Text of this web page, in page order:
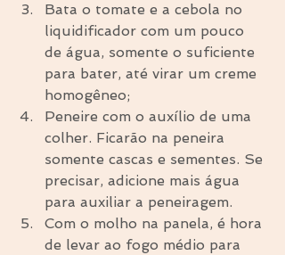
Bata o tomate e a cebola no
liquidificador com um pouco
de água, somente o suficiente
para bater, até virar um creme
homogêneo;
Peneire com o auxílio de uma
colher. Ficarão na peneira
somente cascas e sementes. Se
precisar, adicione mais água
para auxiliar a peneiragem.
Com o molho na panela, é hora
de levar ao fogo médio para